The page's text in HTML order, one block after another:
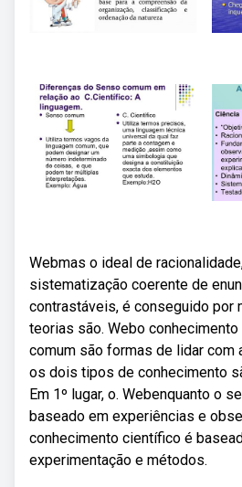
Webmas o ideal de
sistematização coerente de
contrastáveis, é conseguido por
teorias são. Webo
comum são formas de lidar com
os dois tipos de conhecimento
Em 1º lugar, o. Webenquanto o
baseado em experiências e
conhecimento científico é
experimentação e métodos.